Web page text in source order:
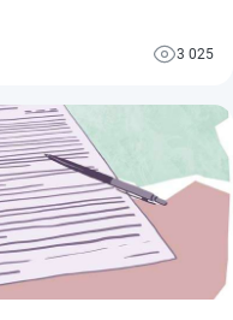
какие разделы нужно
как составить
поле.
3 025